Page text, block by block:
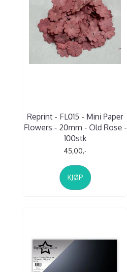
Reprint - FL015 - Mini Paper
Flowers - 20mm - Old Rose -
100stk
45,00,-
KJØP